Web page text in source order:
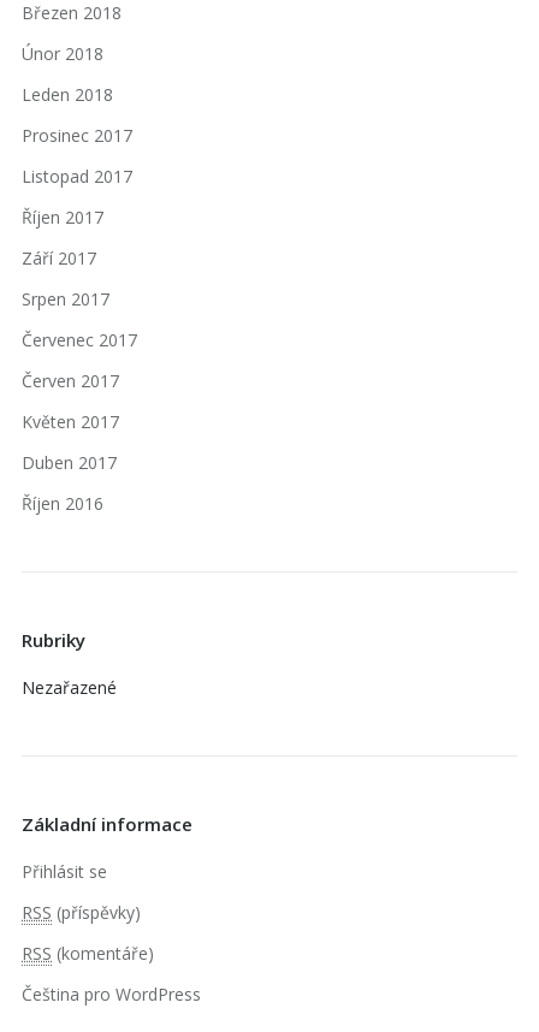
Březen 2018
Únor 2018
Leden 2018
Prosinec 2017
Listopad 2017
Říjen 2017
Září 2017
Srpen 2017
Červenec 2017
Červen 2017
Květen 2017
Duben 2017
Říjen 2016
Rubriky
Nezařazené
Základní informace
Přihlásit se
RSS (příspěvky)
RSS (komentáře)
Čeština pro WordPress